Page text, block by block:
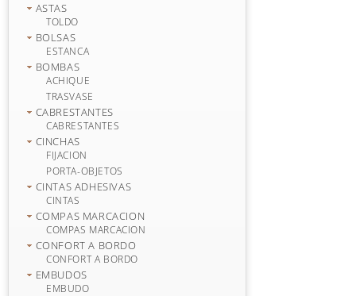
ASTAS
TOLDO
BOLSAS
ESTANCA
BOMBAS
ACHIQUE
TRASVASE
CABRESTANTES
CABRESTANTES
CINCHAS
FIJACION
PORTA-OBJETOS
CINTAS ADHESIVAS
CINTAS
COMPAS MARCACION
COMPAS MARCACION
CONFORT A BORDO
CONFORT A BORDO
EMBUDOS
EMBUDO